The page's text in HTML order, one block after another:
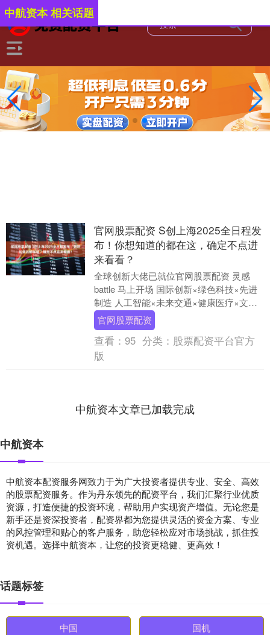
中航资本 相关话题
官网股票配资 S创上海2025全日程发
布！你想知道的都在这，确定不点进
来看看？
全球创新大佬已就位官网股票配资 灵感
battle 马上开场 国际创新×绿色科技×先进
制造 人工智能×未来交通×健康医疗×文娱
消费 全球创新版图一次看够 下滑，....
官网股票配资
查看： 95 分类： 股票配资平台官方
版
中航资本文章已加载完成
中航资本
中航资本配资服务网致力于为广大投资者提供专业、安全、高效
的股票配资服务。作为丹东领先的配资平台，我们汇聚行业优质
资源，打造便捷的投资环境，帮助用户实现资产增值。无论您是
新手还是资深投资者，配资界都为您提供灵活的资金方案、专业
的风控管理和贴心的客户服务，助您轻松应对市场挑战，抓住投
资机遇。选择中航资本，让您的投资更稳健、更高效！
话题标签
中国 国机